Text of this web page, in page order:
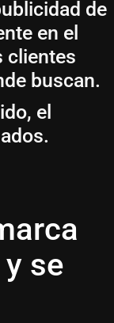
de
en el
clientes
buscan.
el
se